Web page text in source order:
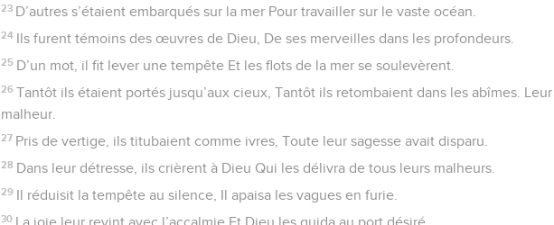
23 D’autres s’étaient embarqués sur la mer Pour travailler sur le vaste océan.
24 Ils furent témoins des œuvres de Dieu, De ses merveilles dans les profondeurs.
25 D’un mot, il fit lever une tempête Et les flots de la mer se soulevèrent.
26 Tantôt ils étaient portés jusqu’aux cieux, Tantôt ils retombaient dans les abîmes.
malheur.
27 Pris de vertige, ils titubaient comme ivres, Toute leur sagesse avait disparu.
28 Dans leur détresse, ils crièrent à Dieu Qui les délivra de tous leurs malheurs.
29 Il réduisit la tempête au silence, Il apaisa les vagues en furie.
30 La joie leur revint avec l’accalmie Et Dieu les guida au port désiré.